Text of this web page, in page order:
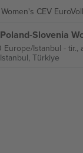
Women's CEV Log ind
Europe/Istanbul - tir.,
Istanbul, Türkiye